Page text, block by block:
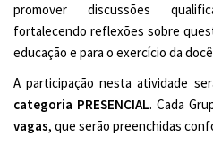
t
o
n
promover discussões
fortalecendo reflexões sobre
educação e para o exercício da
A participação nesta atividade
categoria PRESENCIAL. Cada
vagas, que serão preenchidas